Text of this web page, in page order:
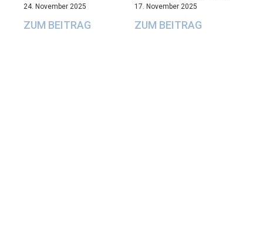
24. November 2025
ZUM BEITRAG
17. November 2025
ZUM BEITRAG